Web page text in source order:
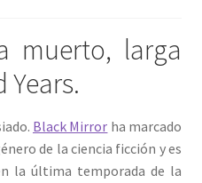
muerto, larga
Years.
Black Mirror ha marcado
de la ciencia ficción y es
la última temporada de la